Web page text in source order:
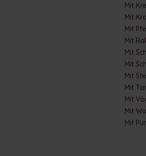
Mit
Mit
Mit
Mit
Mit
Mit
Mit
Mit
Mit
Mit
Mit